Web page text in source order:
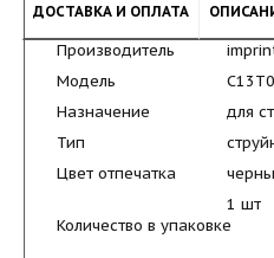
ДОСТАВКА И ОПЛАТА
Производитель
Модель
для
Назначение
Тип
Цвет отпечатка
1 шт
Количество в упаковке